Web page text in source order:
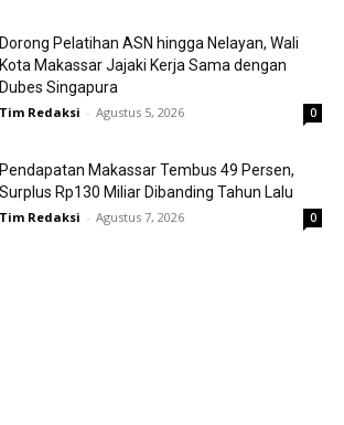
Dorong Pelatihan ASN hingga Nelayan, Wali
Kota Makassar Jajaki Kerja Sama dengan
Dubes Singapura
Tim Redaksi - Agustus 5, 2026 0
Pendapatan Makassar Tembus 49 Persen,
Surplus Rp130 Miliar Dibanding Tahun Lalu
Tim Redaksi - Agustus 7, 2026 0